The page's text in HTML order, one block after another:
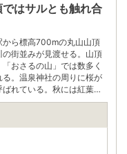
はサルとも触れ合
から標高700mの丸山山頂
街並みが見渡せる。山頂
おさるの山」では数多く
。温泉神社の周りに桜が
れている。秋には紅葉も